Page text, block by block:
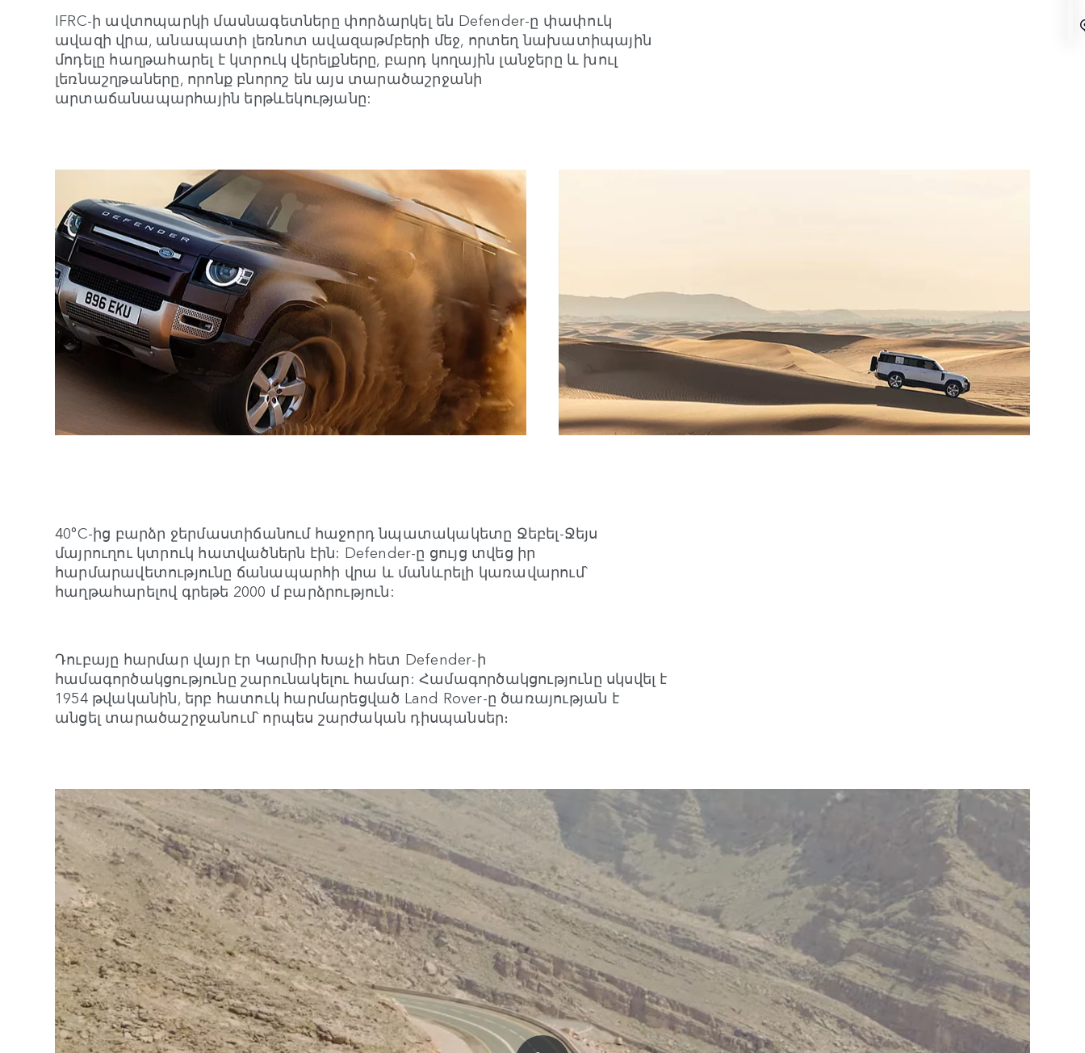
IFRC-ի ավտոպարկի մասնագետները փորձարկել են Defender-ը փափուկ
ավազի վրա, անապատի լեռնոտ ավազաթմբերի մեջ, որտեղ նախատիպային
մոդելը հաղթահարել է կտրուկ վերելքները, բարդ կողային լանջերը և խուլ
լեռնաշղթաները, որոնք բնորոշ են այս տարածաշրջանի
արտաճանապարհային երթևեկությանը:
40°C-ից բարձր ջերմաստիճանում հաջորդ նպատակակետը Ջեբել-Ջեյս
մայրուղու կտրուկ հատվածներն էին: Defender-ը ցույց տվեց իր
հարմարավետությունը ճանապարհի վրա և մանևրելի կառավարում՝
հաղթահարելով գրեթե 2000 մ բարձրություն:
Դուբայը հարմար վայր էր Կարմիր Խաչի հետ Defender-ի
համագործակցությունը շարունակելու համար: Համագործակցությունը սկսվել է
1954 թվականին, երբ հատուկ հարմարեցված Land Rover-ը ծառայության է
անցել տարածաշրջանում՝ որպես շարժական դիսպանսեր։